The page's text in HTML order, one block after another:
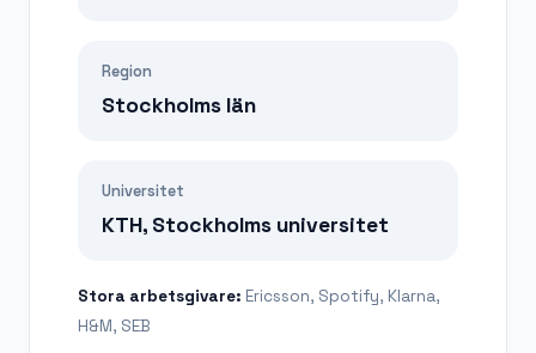
Region
Stockholms län
Universitet
KTH, Stockholms universitet
Stora arbetsgivare: Ericsson, Spotify, Klarna,
H&M, SEB